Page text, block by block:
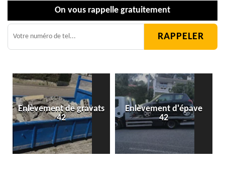
On vous rappelle gratuitement
Enlèvement de gravats
42
Enlèvement d'épave
42